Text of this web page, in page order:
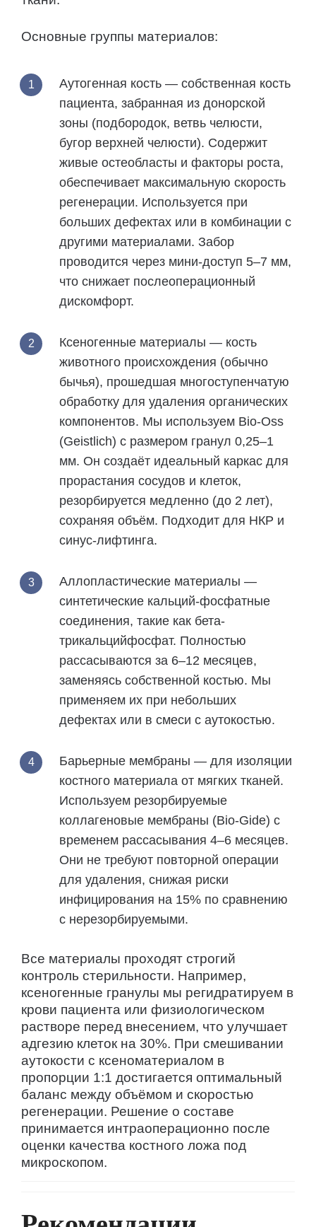
Основные группы материалов:
Аутогенная кость — собственная кость
пациента, забранная из донорской
зоны (подбородок, ветвь челюсти,
бугор верхней челюсти). Содержит
живые остеобласты и факторы роста,
обеспечивает максимальную скорость
регенерации. Используется при
больших дефектах или в комбинации с
другими материалами. Забор
проводится через мини-доступ 5–7 мм,
что снижает послеоперационный
дискомфорт.
Ксеногенные материалы — кость
животного происхождения (обычно
бычья), прошедшая многоступенчатую
обработку для удаления органических
компонентов. Мы используем Bio-Oss
(Geistlich) с размером гранул 0,25–1
мм. Он создаёт идеальный каркас для
прорастания сосудов и клеток,
резорбируется медленно (до 2 лет),
сохраняя объём. Подходит для НКР и
синус-лифтинга.
Аллопластические материалы —
синтетические кальций-фосфатные
соединения, такие как бета-
трикальцийфосфат. Полностью
рассасываются за 6–12 месяцев,
заменяясь собственной костью. Мы
применяем их при небольших
дефектах или в смеси с аутокостью.
Барьерные мембраны — для изоляции
костного материала от мягких тканей.
Используем резорбируемые
коллагеновые мембраны (Bio-Gide) с
временем рассасывания 4–6 месяцев.
Они не требуют повторной операции
для удаления, снижая риски
инфицирования на 15% по сравнению
с нерезорбируемыми.
Все материалы проходят строгий
контроль стерильности. Например,
ксеногенные гранулы мы регидратируем в
крови пациента или физиологическом
растворе перед внесением, что улучшает
адгезию клеток на 30%. При смешивании
аутокости с ксеноматериалом в
пропорции 1:1 достигается оптимальный
баланс между объёмом и скоростью
регенерации. Решение о составе
принимается интраоперационно после
оценки качества костного ложа под
микроскопом.